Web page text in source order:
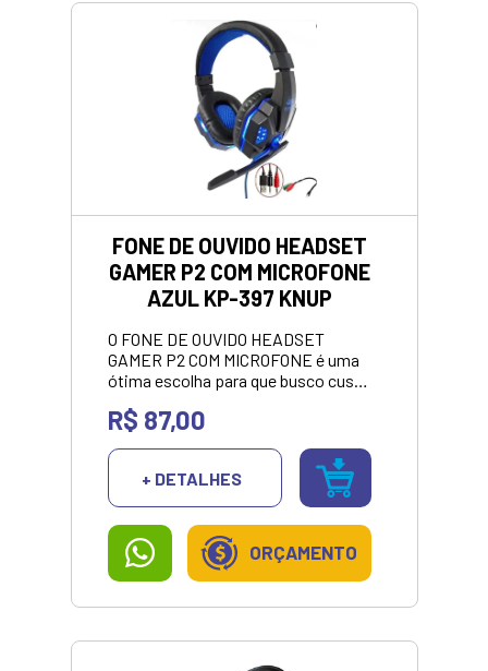
FONE DE OUVIDO HEADSET
GAMER P2 COM MICROFONE
AZUL KP-397 KNUP
O FONE DE OUVIDO HEADSET
GAMER P2 COM MICROFONE é uma
ótima escolha para que busco custo
para pagamento no dinheiro ou pix.
R$ 87,00
+ DETALHES
ORÇAMENTO